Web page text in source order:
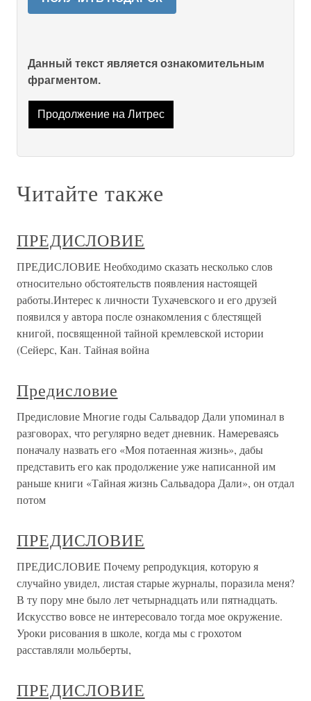
Данный текст является ознакомительным
фрагментом.
Продолжение на Литрес
Читайте также
ПРЕДИСЛОВИЕ
ПРЕДИСЛОВИЕ Необходимо сказать несколько слов
относительно обстоятельств появления настоящей
работы.Интерес к личности Тухачевского и его друзей
появился у автора после ознакомления с блестящей
книгой, посвященной тайной кремлевской истории
(Сейерс, Кан. Тайная война
Предисловие
Предисловие Многие годы Сальвадор Дали упоминал в
разговорах, что регулярно ведет дневник. Намереваясь
поначалу назвать его «Моя потаенная жизнь», дабы
представить его как продолжение уже написанной им
раньше книги «Тайная жизнь Сальвадора Дали», он отдал
потом
ПРЕДИСЛОВИЕ
ПРЕДИСЛОВИЕ Почему репродукция, которую я
случайно увидел, листая старые журналы, поразила меня?
В ту пору мне было лет четырнадцать или пятнадцать.
Искусство вовсе не интересовало тогда мое окружение.
Уроки рисования в школе, когда мы с грохотом
расставляли мольберты,
ПРЕДИСЛОВИЕ